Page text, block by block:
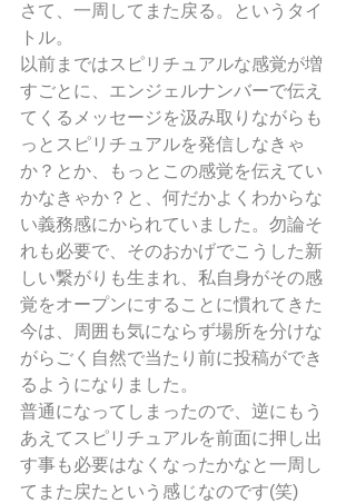
さて、一周してまた戻る。というタイ
トル。
以前まではスピリチュアルな感覚が増
すごとに、エンジェルナンバーで伝え
てくるメッセージを汲み取りながらも
っとスピリチュアルを発信しなきゃ
か？とか、もっとこの感覚を伝えてい
かなきゃか？と、何だかよくわからな
い義務感にかられていました。勿論そ
れも必要で、そのおかげでこうした新
しい繋がりも生まれ、私自身がその感
覚をオープンにすることに慣れてきた
今は、周囲も気にならず場所を分けな
がらごく自然で当たり前に投稿ができ
るようになりました。
普通になってしまったので、逆にもう
あえてスピリチュアルを前面に押し出
す事も必要はなくなったかなと一周し
てまた戻たという感じなのです(笑)